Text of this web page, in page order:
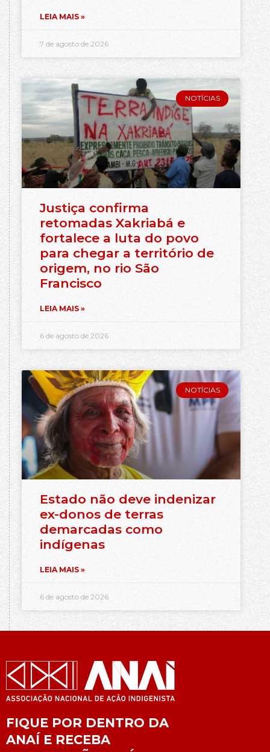
LEIA MAIS »
7 de agosto de 2026
NOTÍCIAS
Justiça confirma
retomadas Xakriabá e
fortalece a luta do povo
para chegar a território de
origem, no rio São
Francisco
LEIA MAIS »
6 de agosto de 2026
NOTÍCIAS
Estado não deve indenizar
ex-donos de terras
demarcadas como
indígenas
LEIA MAIS »
6 de agosto de 2026
FIQUE POR DENTRO DA
ANAÍ E RECEBA